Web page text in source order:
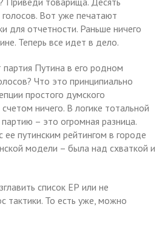
Вот уже печатают
для отчетности. Раньше ничего
Теперь все идет в дело.
партия Путина в его родном
Что это принципиально
простого думского
ничего. В логике тотальной
– это огромная разница.
путинским рейтингом в городе
модели – была над схваткой и
список ЕР или не
тактики. То есть уже, можно